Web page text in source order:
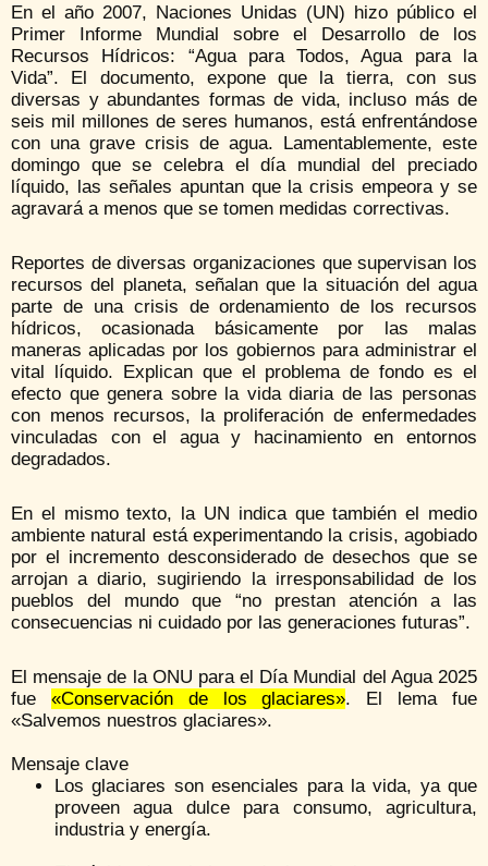
En el año 2007, Naciones Unidas (UN) hizo público el
Primer Informe Mundial sobre el Desarrollo de los
Recursos Hídricos: “Agua para Todos, Agua para la
Vida”. El documento, expone que la tierra, con sus
diversas y abundantes formas de vida, incluso más de
seis mil millones de seres humanos, está enfrentándose
con una grave crisis de agua. Lamentablemente, este
domingo que se celebra el día mundial del preciado
líquido, las señales apuntan que la crisis empeora y se
agravará a menos que se tomen medidas correctivas.
Reportes de diversas organizaciones que supervisan los
recursos del planeta, señalan que la situación del agua
parte de una crisis de ordenamiento de los recursos
hídricos, ocasionada básicamente por las malas
maneras aplicadas por los gobiernos para administrar el
vital líquido. Explican que el problema de fondo es el
efecto que genera sobre la vida diaria de las personas
con menos recursos, la proliferación de enfermedades
vinculadas con el agua y hacinamiento en entornos
degradados.
En el mismo texto, la UN indica que también el medio
ambiente natural está experimentando la crisis, agobiado
por el incremento desconsiderado de desechos que se
arrojan a diario, sugiriendo la irresponsabilidad de los
pueblos del mundo que “no prestan atención a las
consecuencias ni cuidado por las generaciones futuras”.
El mensaje de la ONU para el Día Mundial del Agua 2025
fue «Conservación de los glaciares». El lema fue
«Salvemos nuestros glaciares».
Mensaje clave
Los glaciares son esenciales para la vida, ya que
proveen agua dulce para consumo, agricultura,
industria y energía.